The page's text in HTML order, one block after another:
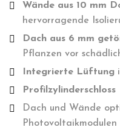
Wände aus 10 mm
hervorragende
Dach aus 6 mm
Pflanzen vor
Integrierte Lüftung
Profilzylinderschloss
Dach und Wände